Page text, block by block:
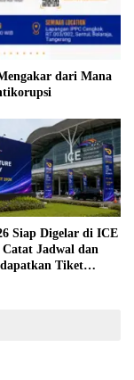
dari Mana
Siap Digelar di ICE
Jadwal dan
Tiket